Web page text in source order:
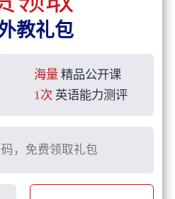
教礼包
海量 精品公开课
1次 英语能力测评